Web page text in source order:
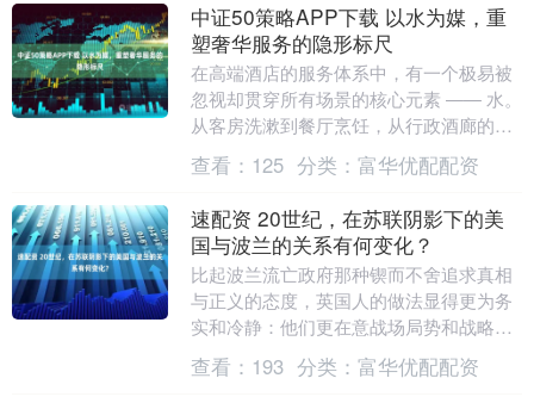
中证50策略APP下载 以水为媒，重
塑奢华服务的隐形标尺
在高端酒店的服务体系中，有一个极易被
忽视却贯穿所有场景的核心元素 —— 水。
从客房洗漱到餐厅烹饪，从行政酒廊的咖
啡调制到 SPA 中心的理疗护理，水质的优
劣直接....
查看： 125 分类： 富华优配配资
速配资 20世纪，在苏联阴影下的美
国与波兰的关系有何变化？
比起波兰流亡政府那种锲而不舍追求真相
与正义的态度，英国人的做法显得更为务
实和冷静：他们更在意战场局势和战略需
要，对利弊进行权衡。1943年的苏联，作
为盟军中最强....
查看： 193 分类： 富华优配配资